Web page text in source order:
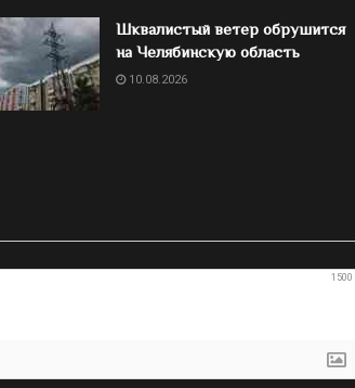
Шквалистый ветер обрушится
на Челябинскую область
10.08.2026
1500